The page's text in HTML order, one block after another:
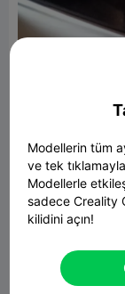
Modellerin tüm
ve tek
Modellerle
sadece Creality
kilidini açın!